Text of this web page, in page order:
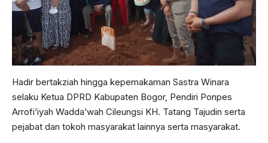
Hadir bertakziah hingga kepemakaman Sastra Winara
selaku Ketua DPRD Kabupaten Bogor, Pendiri Ponpes
Arrofi’iyah Wadda’wah Cileungsi KH. Tatang Tajudin serta
pejabat dan tokoh masyarakat lainnya serta masyarakat.